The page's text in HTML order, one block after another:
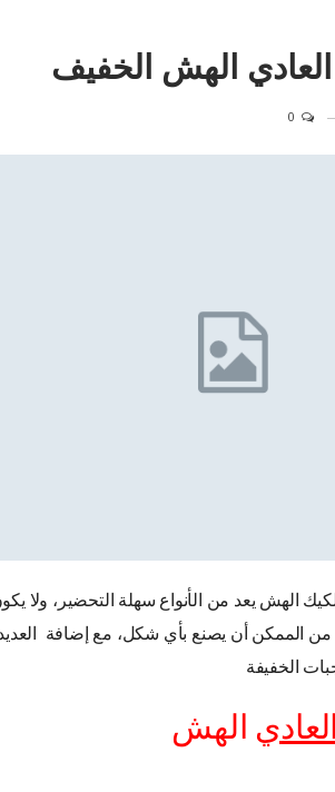
الهش الخفيف
الهش يعد من الأنواع سهلة التحضير، ولا
الممكن أن يصنع بأي شكل، مع إضافة
الخفيفة
الهش